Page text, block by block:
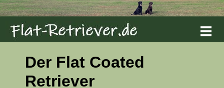
Der Flat Coated
Retriever